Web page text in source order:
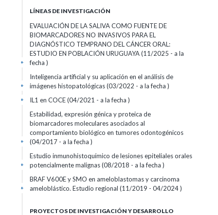
LÍNEAS DE INVESTIGACIÓN
EVALUACIÓN DE LA SALIVA COMO FUENTE DE
BIOMARCADORES NO INVASIVOS PARA EL
DIAGNÓSTICO TEMPRANO DEL CÁNCER ORAL:
ESTUDIO EN POBLACIÓN URUGUAYA (11/2025 - a la
fecha )
+
Inteligencia artificial y su aplicación en el análisis de
imágenes histopatológicas (03/2022 - a la fecha )
+
IL1 en COCE (04/2021 - a la fecha )
+
Estabilidad, expresión génica y proteica de
biomarcadores moleculares asociados al
comportamiento biológico en tumores odontogénicos
(04/2017 - a la fecha )
+
Estudio inmunohistoquímico de lesiones epiteliales orales
potencialmente malignas (08/2018 - a la fecha )
+
BRAF V600E y SMO en ameloblastomas y carcinoma
ameloblástico. Estudio regional (11/2019 - 04/2024 )
+
PROYECTOS DE INVESTIGACIÓN Y DESARROLLO